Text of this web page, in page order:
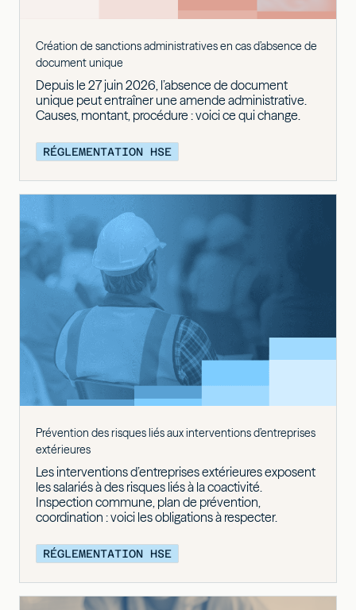
Création de sanctions administratives en cas d’absence de
document unique
Depuis le 27 juin 2026, l’absence de document
unique peut entraîner une amende administrative.
Causes, montant, procédure : voici ce qui change.
RÉGLEMENTATION HSE
Prévention des risques liés aux interventions d’entreprises
extérieures
Les interventions d’entreprises extérieures exposent
les salariés à des risques liés à la coactivité.
Inspection commune, plan de prévention,
coordination : voici les obligations à respecter.
RÉGLEMENTATION HSE